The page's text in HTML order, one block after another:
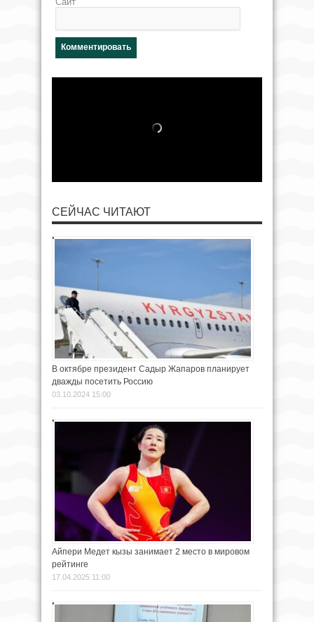
СЕЙЧАС ЧИТАЮТ
В октябре президент Садыр Жапаров планирует
дважды посетить Россию
03.10.2024 15:00
Айпери Медет кызы занимает 2 место в мировом
рейтинге
17.04.2025 11:00